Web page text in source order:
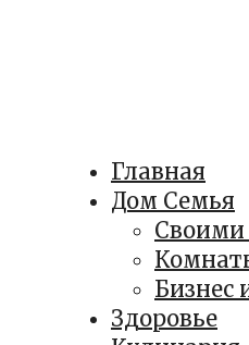
Главная
Дом Семья
Бизнес
Здоровье